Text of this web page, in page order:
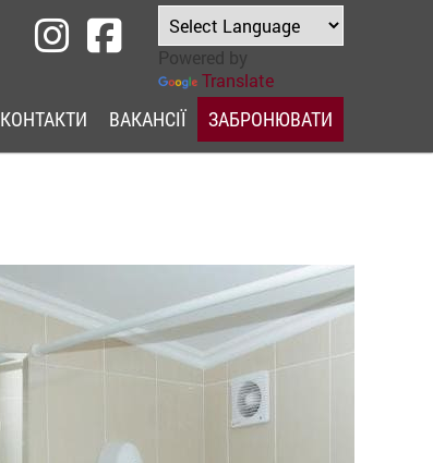
Powered by
Translate
КОНТАКТИ ВАКАНСІЇ ЗАБРОНЮВАТИ